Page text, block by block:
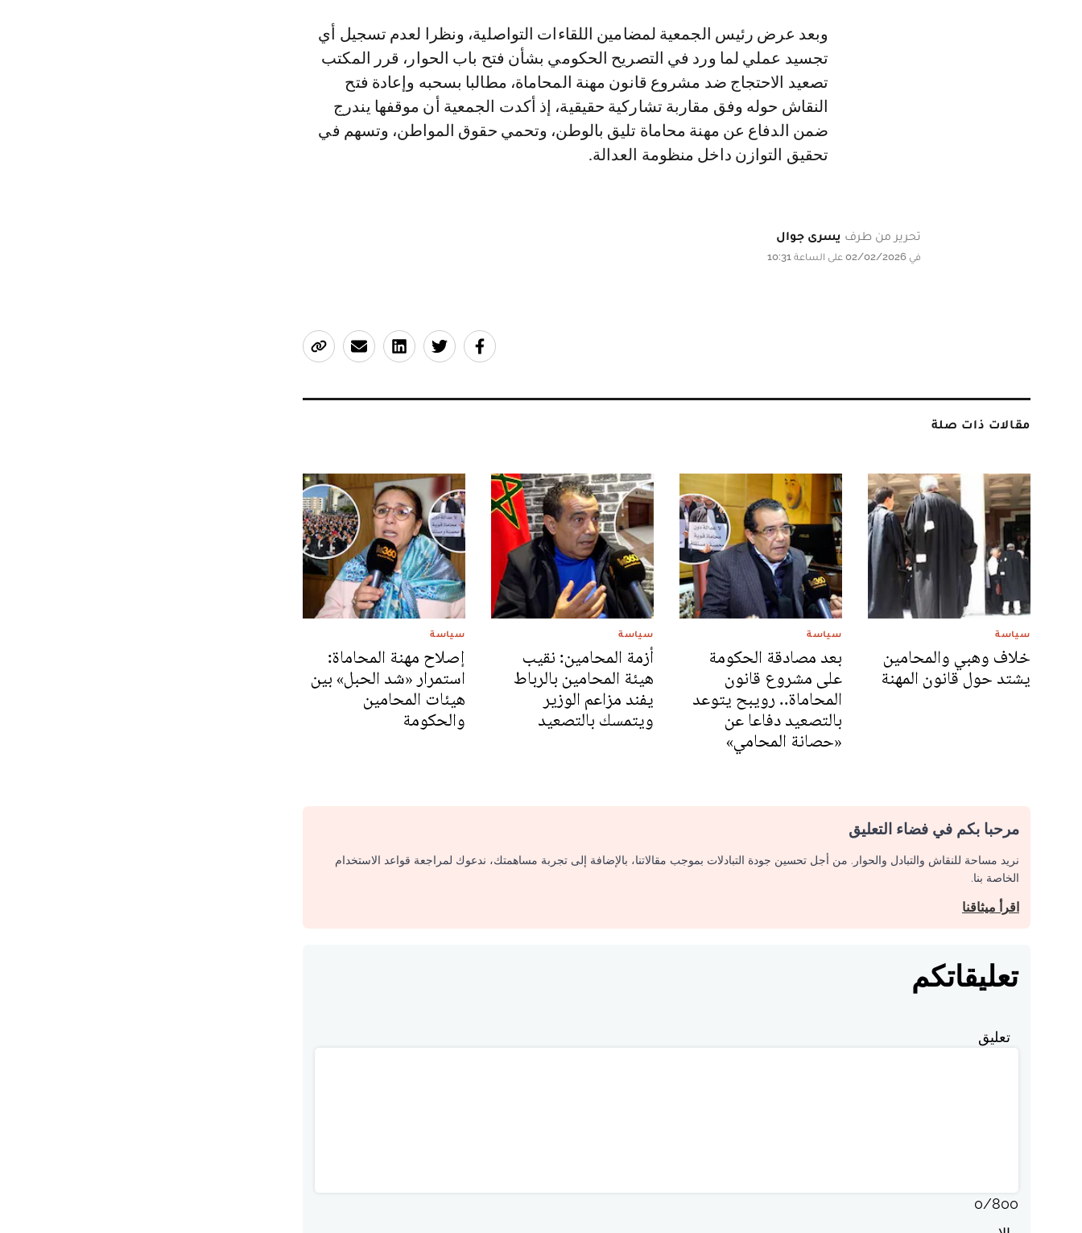
وبعد عرض رئيس الجمعية لمضامين اللقاءات التواصلية، ونظرا لعدم تسجيل أي
تجسيد عملي لما ورد في التصريح الحكومي بشأن فتح باب الحوار، قرر المكتب
تصعيد الاحتجاج ضد مشروع قانون مهنة المحاماة، مطالبا بسحبه وإعادة فتح
النقاش حوله وفق مقاربة تشاركية حقيقية، إذ أكدت الجمعية أن موقفها يندرج
ضمن الدفاع عن مهنة محاماة تليق بالوطن، وتحمي حقوق المواطن، وتسهم في
تحقيق التوازن داخل منظومة العدالة.
تحرير من طرف يسرى جوال
في 02/02/2026 على الساعة 10:31
مقالات ذات صلة
سياسة
خلاف وهبي والمحامين
يشتد حول قانون المهنة
سياسة
بعد مصادقة الحكومة
على مشروع قانون
المحاماة.. رويبح يتوعد
بالتصعيد دفاعا عن
«حصانة المحامي»
سياسة
أزمة المحامين: نقيب
هيئة المحامين بالرباط
يفند مزاعم الوزير
ويتمسك بالتصعيد
سياسة
إصلاح مهنة المحاماة:
استمرار «شد الحبل» بين
هيئات المحامين
والحكومة
مرحبا بكم في فضاء التعليق
نريد مساحة للنقاش والتبادل والحوار. من أجل تحسين جودة التبادلات بموجب مقالاتنا، بالإضافة إلى تجربة مساهمتك، ندعوك لمراجعة قواعد الاستخدام
الخاصة بنا.
اقرأ ميثاقنا
تعليقاتكم
تعليق
0/800